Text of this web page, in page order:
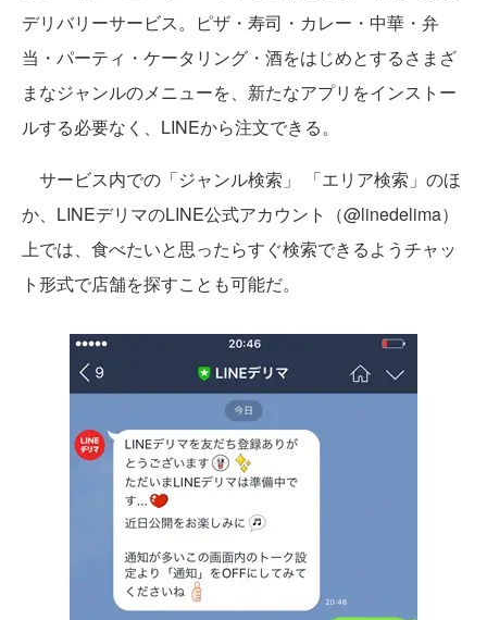
デリバリーサービス。ピザ・寿司・カレー・中華・弁
当・パーティ・ケータリング・酒をはじめとするさまざ
まなジャンルのメニューを、新たなアプリをインストー
ルする必要なく、LINEから注文できる。
サービス内での「ジャンル検索」 「エリア検索」のほ
か、LINEデリマのLINE公式アカウント（@linedelima）
上では、食べたいと思ったらすぐ検索できるようチャッ
ト形式で店舗を探すことも可能だ。